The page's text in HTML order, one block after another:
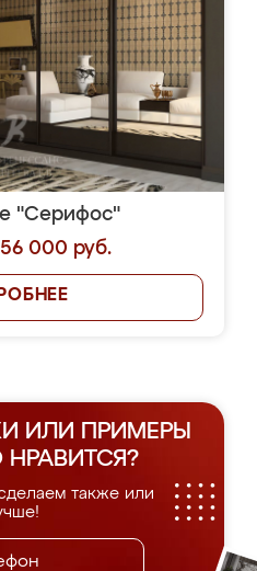
"Серифос"
000 руб.
ИЛИ ПРИМЕРЫ
НРАВИТСЯ?
также или